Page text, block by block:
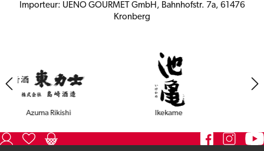
Importeur: UENO GOURMET GmbH, Bahnhofstr. 7a, 61476
Kronberg